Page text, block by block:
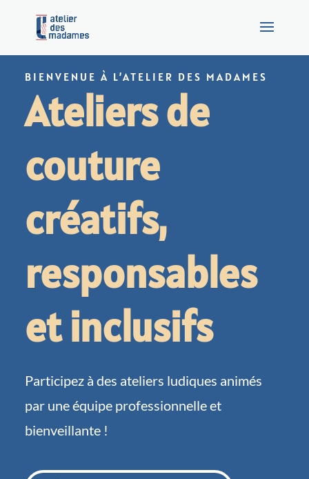
BIENVENUE À L’ATELIER DES MADAMES
Ateliers de
couture
créatifs,
responsables
et inclusifs
Participez à des ateliers ludiques animés
par une équipe professionnelle et
bienveillante !